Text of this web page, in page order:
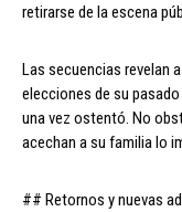
retirarse de la escena
Las secuencias revelan
elecciones de su
una vez ostentó. No
acechan a su familia lo
## Retornos y nuevas